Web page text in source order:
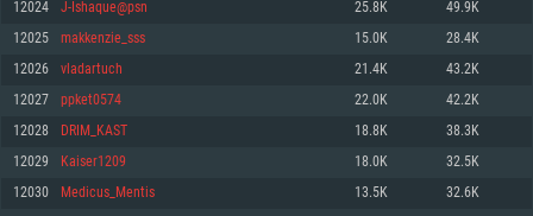
PC
최소사양
운영체제: Windows 10 (64 bit)
프로세서: 2.2 GHz 듀얼코어 이상
메모리: 4GB
최소사양
운영체제: Mac OS Big Sur 11.0
프로세서: 최소 2.2 GHz의 Core i5 (Intel Xeon 은 지원하지 않습니다)
메모리: 6 GB
최소사양
운영체제: 64bit Linux 중 최신 버전
프로세서: 2.4 GHz 듀얼코어
메모리: 4 GB
12024 J-Ishaque@psn 25.8K 49.9K
12025 makkenzie_sss 15.0K 28.4K
12026 vladartuch 21.4K 43.2K
12027 ppket0574 22.0K 42.2K
12028 DRIM_KAST 18.8K 38.3K
12029 Kaiser1209 18.0K 32.5K
12030 Medicus_Mentis 13.5K 32.6K